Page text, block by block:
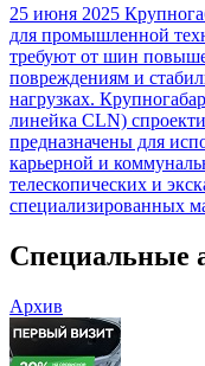
25 июня 2025
для промышленной
требуют от шин
повреждениям и
нагрузках.
линейка CLN)
предназначены для
карьерной и
телескопических и
специализированных
Специальные
Архив